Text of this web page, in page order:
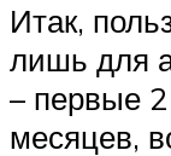
Итак,
лишь для
– первые
месяцев,